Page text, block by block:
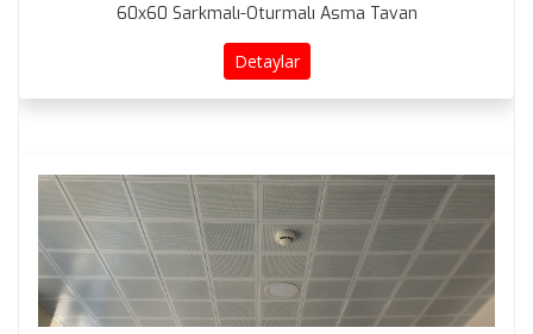
60x60 Sarkmalı-Oturmalı Asma Tavan
Detaylar